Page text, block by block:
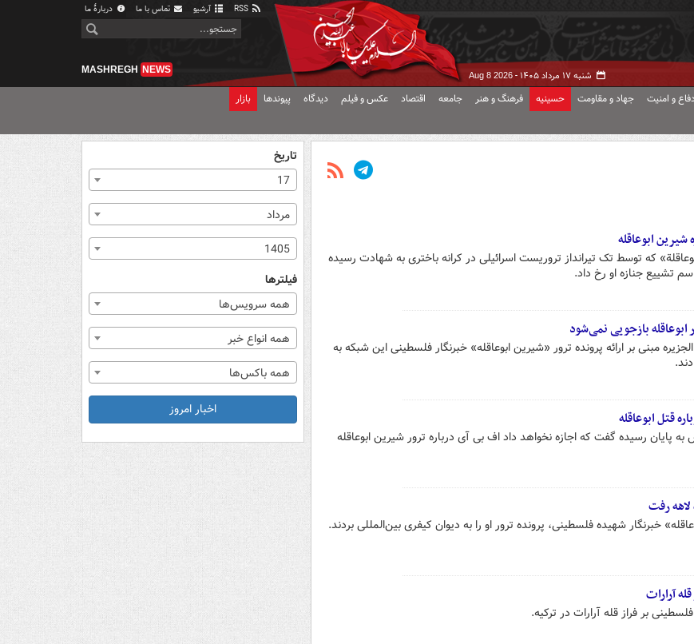
آرشیو تماس با ما دربارهٔ ما
شنبه ۱۷ مرداد ۱۴۰۵ - Aug 8 2026
MASHREGH NEWS
دفاع و امنیت جهاد و مقاومت حسینیه فرهنگ و هنر جامعه اقتصاد عکس و فیلم دیدگاه پیوندها بازار
ابوعاقله
که توسط تک تیرانداز تروریست اسرائیلی در کرانه باختری به شهادت رسیده
تشییع جنازه او رخ داد.
ابوعاقله بازجویی نمی‌شود
مبنی بر ارائه پرونده ترور «شیرین ابوعاقله» خبرنگار فلسطینی این شبکه به
قتل ابوعاقله
رسیده گفت که اجازه نخواهد داد اف بی آی درباره ترور شیرین ابوعاقله
لاهه رفت
خبرنگار شهیده فلسطینی، پرونده ترور او را به دیوان کیفری بین‌المللی بردند.
آرارات
بر فراز قله آرارات در ترکیه.
تاریخ
17
مرداد
1405
فیلترها
همه سرویس‌ها
همه انواع خبر
همه باکس‌ها
اخبار امروز